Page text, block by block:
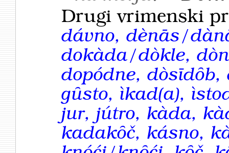
Drugi vrimenski
dávno, dènās/
dokàda/dòkle,
dopódne,
gȗsto, ìkad(a),
jur, jútro, kàda,
kadakȏč, kásno,